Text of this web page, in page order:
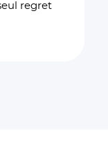
regret